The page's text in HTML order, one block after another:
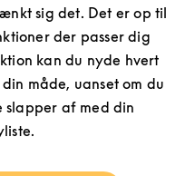
sig det. Det er op til
der passer dig
kan du nyde hvert
måde, uanset om du
slapper af med din